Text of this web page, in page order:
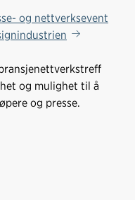
o
k
I
n
og nettverksevent
og mulighet til å
og presse.